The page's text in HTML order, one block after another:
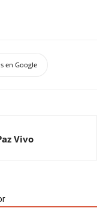
en Google
Vivo